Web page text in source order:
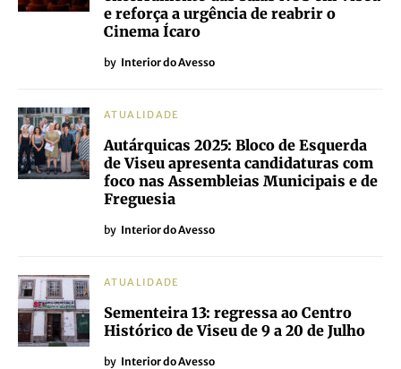
e reforça a urgência de reabrir o
Cinema Ícaro
by Interior do Avesso
ATUALIDADE
Autárquicas 2025: Bloco de Esquerda
de Viseu apresenta candidaturas com
foco nas Assembleias Municipais e de
Freguesia
by Interior do Avesso
ATUALIDADE
Sementeira 13: regressa ao Centro
Histórico de Viseu de 9 a 20 de Julho
by Interior do Avesso